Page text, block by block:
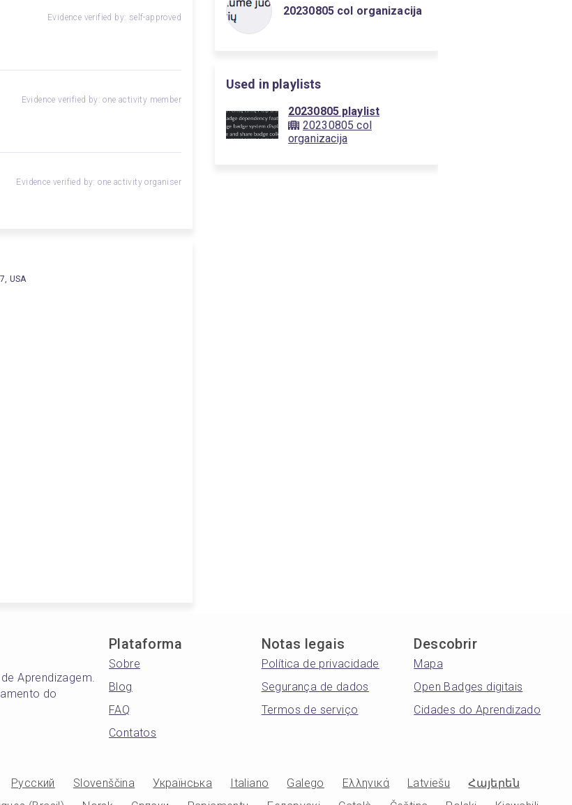
Evidence verified by: self-approved
Evidence verified by: one activity member
Evidence verified by: one activity organiser
USA
20230805 col organizacija
Used in playlists
20230805 playlist
20230805 col
organizacija
Aprendizagem.
do
Plataforma
Sobre
Blog
FAQ
Contatos
Notas legais
Política de privacidade
Segurança de dados
Termos de serviço
Descobrir
Mapa
Open Badges digitais
Cidades do Aprendizado
Русский Slovenščina Українська Italiano Galego Ελληνικά Latviešu
Հայերեն